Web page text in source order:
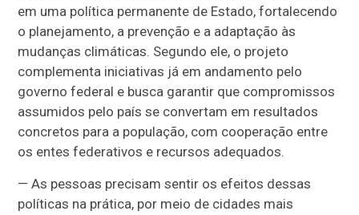
em uma política permanente de Estado, fortalecendo
o planejamento, a prevenção e a adaptação às
mudanças climáticas. Segundo ele, o projeto
complementa iniciativas já em andamento pelo
governo federal e busca garantir que compromissos
assumidos pelo país se convertam em resultados
concretos para a população, com cooperação entre
os entes federativos e recursos adequados.
— As pessoas precisam sentir os efeitos dessas
políticas na prática, por meio de cidades mais